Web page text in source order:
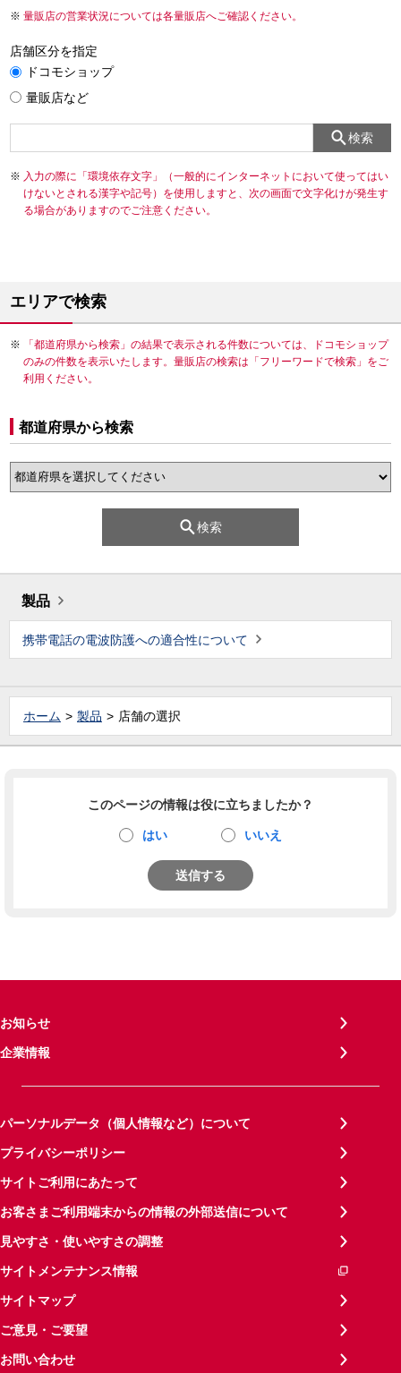
量販店の営業状況については各量販店へご確認ください。
店舗区分を指定
ドコモショップ
量販店など
検索
入力の際に「環境依存文字」（一般的にインターネットにおいて使ってはい
けないとされる漢字や記号）を使用しますと、次の画面で文字化けが発生す
る場合がありますのでご注意ください。
エリアで検索
「都道府県から検索」の結果で表示される件数については、ドコモショップ
のみの件数を表示いたします。量販店の検索は「フリーワードで検索」をご
利用ください。
都道府県から検索
検索
製品
携帯電話の電波防護への適合性について
ホーム 製品 店舗の選択
このページの情報は役に立ちましたか？
はい いいえ
送信する
お知らせ
企業情報
パーソナルデータ（個人情報など）について
プライバシーポリシー
サイトご利用にあたって
お客さまご利用端末からの情報の外部送信について
見やすさ・使いやすさの調整
サイトメンテナンス情報
サイトマップ
ご意見・ご要望
お問い合わせ